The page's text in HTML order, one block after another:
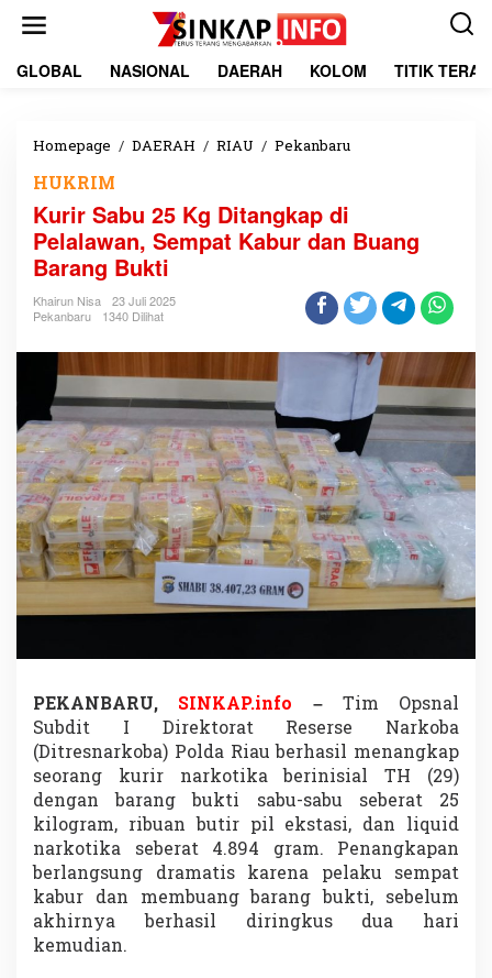
GLOBAL NASIONAL DAERAH KOLOM TITIK
Homepage / DAERAH / RIAU / Pekanbaru
S
u
2
K
g
D
i
a
n
g
k
a
p
d
i
l
l
a
w
a
n
e
m
p
a
HUKRIM
Kurir Sabu 25 Kg Ditangkap di
Pelalawan, Sempat Kabur dan Buang
Barang Bukti
Khairun Nisa
23 Juli 2025
Pekanbaru
1340 Dilihat
PEKANBARU, SINKAP.info –Tim Opsnal
Subdit I Direktorat Reserse Narkoba
(Ditresnarkoba) Polda Riau berhasil menangkap
seorang kurir narkotika berinisial TH (29)
dengan barang bukti sabu-sabu seberat 25
kilogram, ribuan butir pil ekstasi, dan liquid
narkotika seberat 4.894 gram. Penangkapan
berlangsung dramatis karena pelaku sempat
kabur dan membuang barang bukti, sebelum
akhirnya berhasil diringkus dua hari
kemudian.